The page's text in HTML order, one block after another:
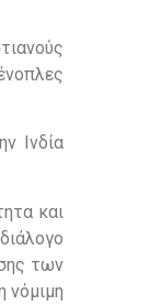
Ινδία
και
των
νόμιμη